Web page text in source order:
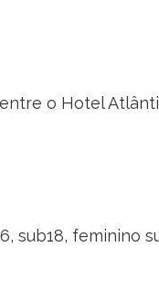
o Hotel
sub18, feminino